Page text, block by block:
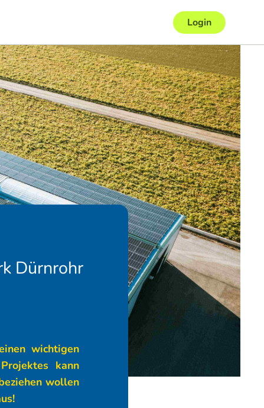
Login
Dürnrohr
wichtigen
kann
wollen